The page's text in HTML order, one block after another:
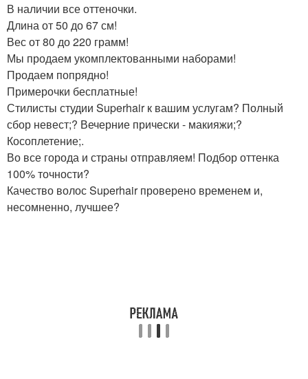
В наличии все оттеночки.
Длина от 50 до 67 см!
Вес от 80 до 220 грамм!
Мы продаем укомплектованными наборами!
Продаем попрядно!
Примерочки бесплатные!
Стилисты студии Superhair к вашим услугам? Полный
сбор невест;? Вечерние прически - макияжи;?
Косоплетение;.
Во все города и страны отправляем! Подбор оттенка
100% точности?
Качество волос Superhair проверено временем и,
несомненно, лучшее?